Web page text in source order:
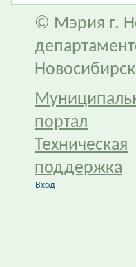
© Мэрия г.
портал
Техническая
поддержка
Вход